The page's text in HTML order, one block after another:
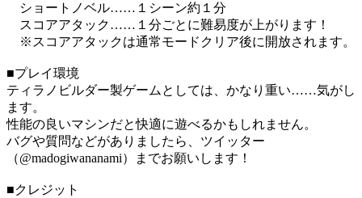
ショートノベル……１シーン約１分
スコアアタック……１分ごとに難易度が上がります！
※スコアアタックは通常モードクリア後に開放されます。
■プレイ環境
ティラノビルダー製ゲームとしては、かなり重い……気がし
ます。
性能の良いマシンだと快適に遊べるかもしれません。
バグや質問などがありましたら、ツイッター
（@madogiwananami）までお願いします！
■クレジット